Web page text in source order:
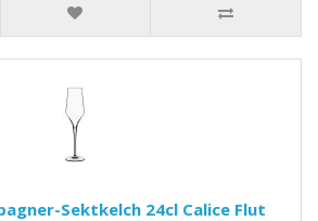
Sektkelch 24cl Calice Flut